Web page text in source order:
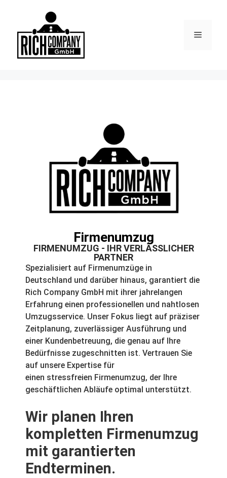
Firmenumzug
FIRMENUMZUG - IHR VERLÄSSLICHER
PARTNER
Spezialisiert auf Firmenumzüge in
Deutschland und darüber hinaus, garantiert die
Rich Company GmbH mit ihrer jahrelangen
Erfahrung einen professionellen und nahtlosen
Umzugsservice. Unser Fokus liegt auf präziser
Zeitplanung, zuverlässiger Ausführung und
einer Kundenbetreuung, die genau auf Ihre
Bedürfnisse zugeschnitten ist. Vertrauen Sie
auf unsere Expertise für
einen stressfreien Firmenumzug, der Ihre
geschäftlichen Abläufe optimal unterstützt.
Wir planen Ihren
kompletten Firmenumzug
mit garantierten
Endterminen.